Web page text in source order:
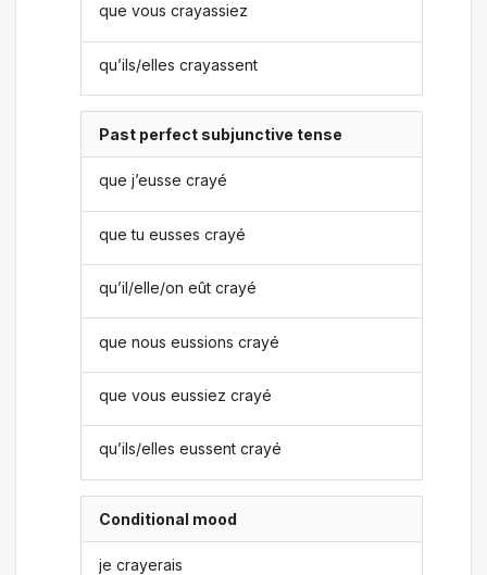
que vous crayassiez
qu’ils/elles crayassent
Past perfect subjunctive tense
que j’eusse crayé
que tu eusses crayé
qu’il/elle/on eût crayé
que nous eussions crayé
que vous eussiez crayé
qu’ils/elles eussent crayé
Conditional mood
je crayerais